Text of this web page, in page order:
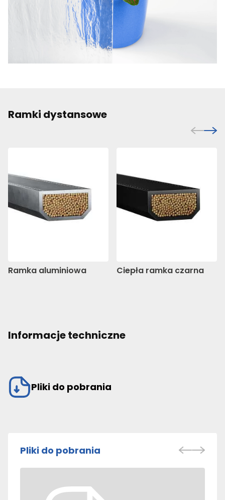
Ramki dystansowe
Ramka aluminiowa Ciepła ramka czarna
Informacje techniczne
Pliki do pobrania
Pliki do pobrania